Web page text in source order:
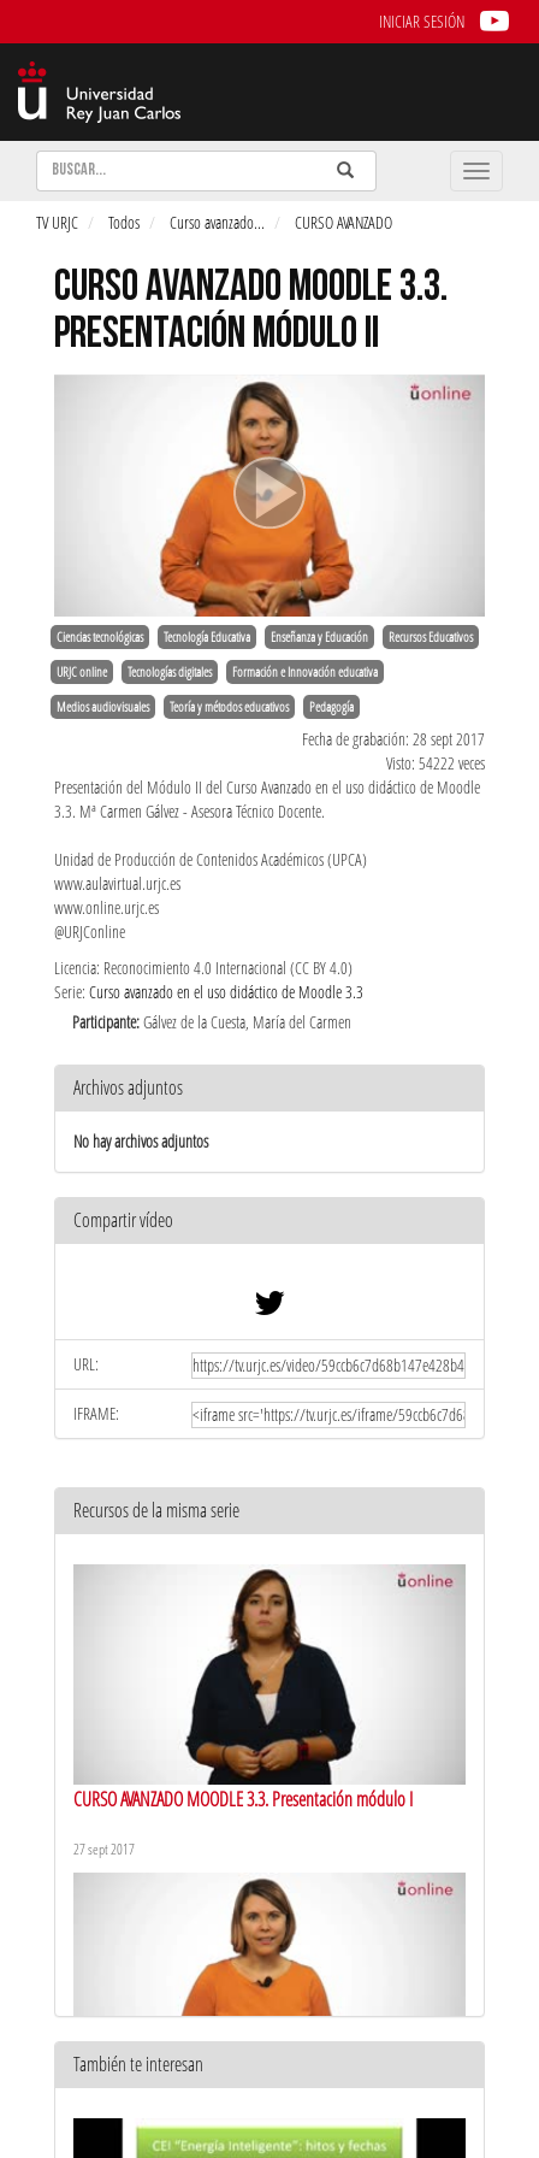
INICIAR SESIÓN
Buscar Enviar
Buscar
Toggle
TV URJC Todos Curso avanzado... CURSO AVANZADO
CURSO AVANZADO MOODLE 3.3.
PRESENTACIÓN MÓDULO II
Ciencias tecnológicas Tecnología Educativa Enseñanza y Educación Recursos Educativos
URJC online Tecnologías digitales Formación e Innovación educativa
Medios audiovisuales Teoría y métodos educativos Pedagogía
Fecha de grabación: 28 sept 2017
Visto: 54222 veces
Presentación del Módulo II del Curso Avanzado en el uso didáctico de Moodle
3.3. Mª Carmen Gálvez - Asesora Técnico Docente.
Unidad de Producción de Contenidos Académicos (UPCA)
www.aulavirtual.urjc.es
www.online.urjc.es
@URJConline
Licencia: Reconocimiento 4.0 Internacional (CC BY 4.0)
Serie: Curso avanzado en el uso didáctico de Moodle 3.3
Participante:Gálvez de la Cuesta, María del Carmen
Archivos adjuntos
No hay archivos adjuntos
Compartir vídeo
URL:
IFRAME:
Recursos de la misma serie
CURSO AVANZADO MOODLE 3.3. Presentación módulo I
27 sept 2017
También te interesan